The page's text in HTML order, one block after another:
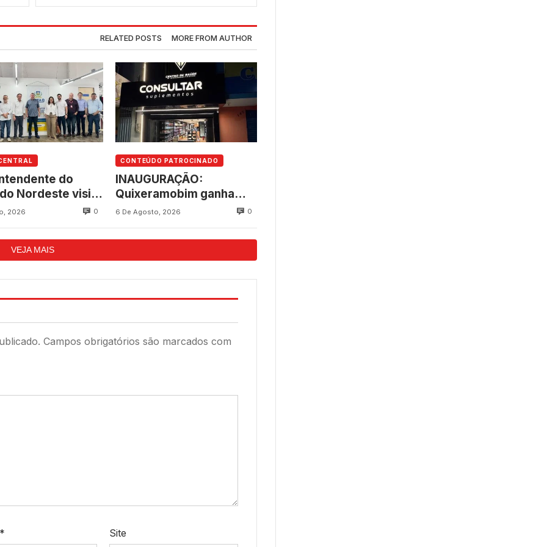
RELATED POSTS MORE FROM AUTHOR
do
Nordeste visita
e
do futuro
2026 0
CONTEÚDO PATROCINADO
INAUGURAÇÃO:
Quixeramobim ganha
novo empreendimento
Suplementos
6 De Agosto, 2026 0
VEJA MAIS
Campos obrigatórios são marcados com
* Site